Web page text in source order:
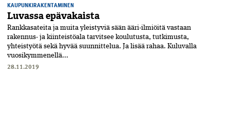
KAUPUNKIRAKENTAMINEN
Luvassa epävakaista
Rankkasateita ja muita yleistyviä sään ääri-ilmiöitä vastaan
rakennus- ja kiinteistöala tarvitsee koulutusta, tutkimusta,
yhteistyötä sekä hyvää suunnittelua. Ja lisää rahaa. Kuluvalla
vuosikymmenellä...
28.11.2019